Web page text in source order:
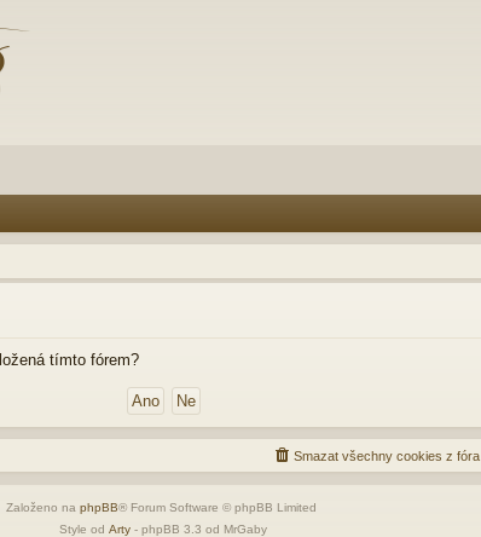
tímto fórem?
Smazat všechny cookies z fóra
Založeno na phpBB® Forum Software © phpBB Limited
Style od Arty - phpBB 3.3 od MrGaby